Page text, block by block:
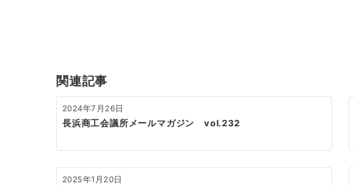
ゲ
ー
シ
ョ
ン
関連記事
2024年7月26日
長浜商工会議所メールマガジン vol.232
2025年1月20日